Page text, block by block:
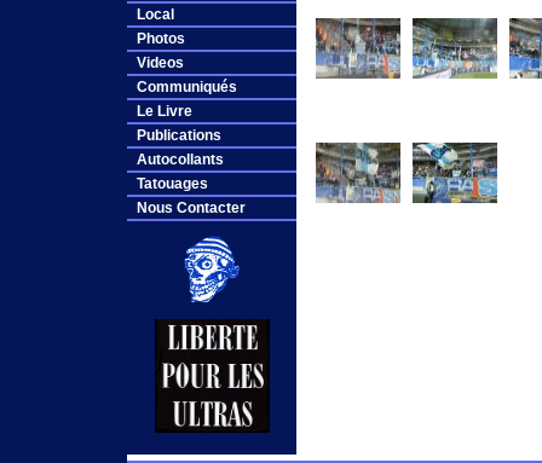
Local
Photos
Videos
Communiqués
Le Livre
Publications
Autocollants
Tatouages
Nous Contacter